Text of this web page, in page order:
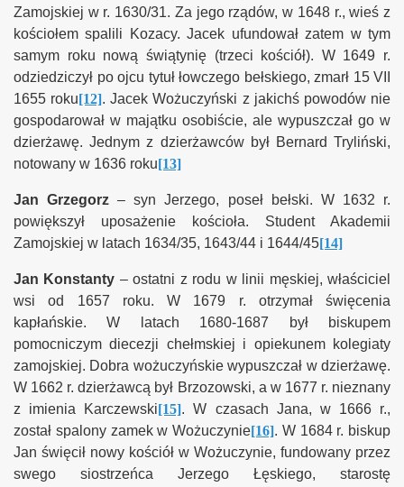
Zamojskiej w r. 1630/31. Za jego rządów, w 1648 r., wieś z
kościołem spalili Kozacy. Jacek ufundował zatem w tym
samym roku nową świątynię (trzeci kościół). W 1649 r.
odziedziczył po ojcu tytuł łowczego bełskiego, zmarł 15 VII
1655 roku[12]. Jacek Wożuczyński z jakichś powodów nie
gospodarował w majątku osobiście, ale wypuszczał go w
dzierżawę. Jednym z dzierżawców był Bernard Tryliński,
notowany w 1636 roku[13]
Jan Grzegorz– syn Jerzego, poseł bełski. W 1632 r.
powiększył uposażenie kościoła. Student Akademii
Zamojskiej w latach 1634/35, 1643/44 i 1644/45[14]
Jan Konstanty – ostatni z rodu w linii męskiej, właściciel
wsi od 1657 roku. W 1679 r. otrzymał święcenia
kapłańskie. W latach 1680-1687 był biskupem
pomocniczym diecezji chełmskiej i opiekunem kolegiaty
zamojskiej. Dobra wożuczyńskie wypuszczał w dzierżawę.
W 1662 r. dzierżawcą był Brzozowski, a w 1677 r. nieznany
z imienia Karczewski[15]. W czasach Jana, w 1666 r.,
został spalony zamek w Wożuczynie[16]. W 1684 r. biskup
Jan święcił nowy kościół w Wożuczynie, fundowany przez
swego siostrzeńca Jerzego Łęskiego, starostę